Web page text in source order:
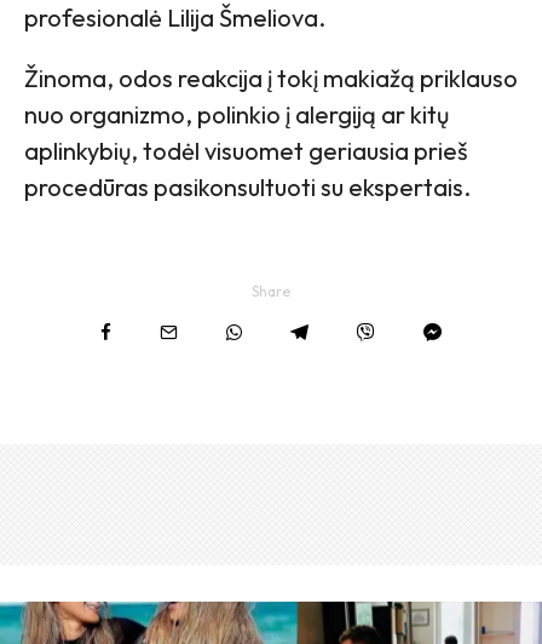
profesionalė Lilija Šmeliova.
Žinoma, odos reakcija į tokį makiažą priklauso
nuo organizmo, polinkio į alergiją ar kitų
aplinkybių, todėl visuomet geriausia prieš
procedūras pasikonsultuoti su ekspertais.
Share